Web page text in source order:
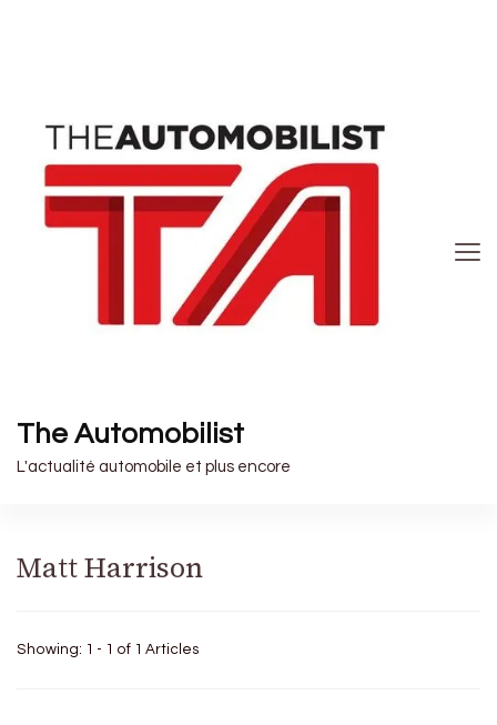
The Automobilist
L'actualité automobile et plus encore
Matt Harrison
Showing: 1 - 1 of 1 Articles